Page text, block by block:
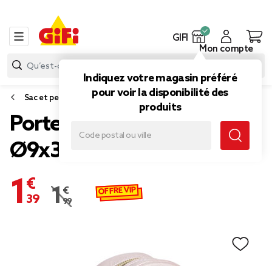
GIFI
Indiquez votre magasin préféré
pour voir la disponibilité des
produits
Mon compte
Sac et petite maroquinerie
Porte-monnaie rond PVC
Ø9x3,5cm
1,39 €
Prix remisé de 1,99 € à 1,39 €
1,99 € OFFRE VIP